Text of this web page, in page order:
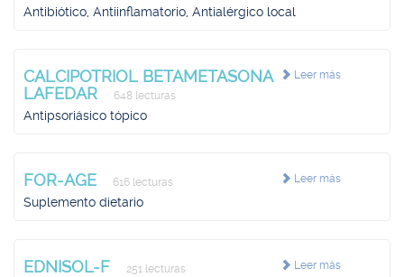
Antibiótico, Antiinflamatorio, Antialérgico local
Leer más
CALCIPOTRIOL BETAMETASONA
LAFEDAR
648 lecturas
Antipsoriásico tópico
Leer más
FOR-AGE 616 lecturas
Suplemento dietario
Leer más
EDNISOL-F 251 lecturas